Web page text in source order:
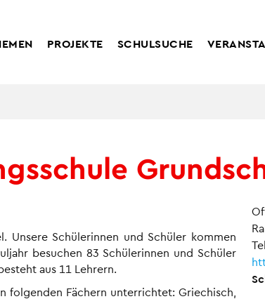
PROJEKTE SCHULSUCHE
Unsere Schülerinnen und Schüler kommen
besuchen 83 Schülerinnen und Schüler
aus 11 Lehrern.
folgenden Fächern unterrichtet: Griechisch,